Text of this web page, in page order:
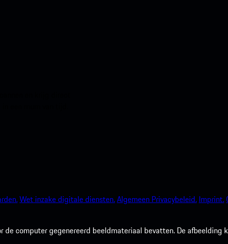
Wet inzake digitale diensten.Algemeen Privacybeleid. Imprint.
de computer gegenereerd beeldmateriaal bevatten. De